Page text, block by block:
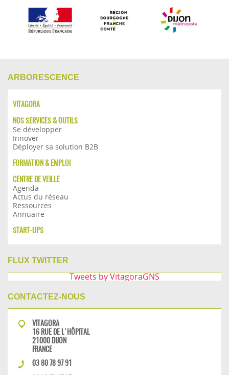
ARBORESCENCE
VITAGORA
NOS SERVICES & OUTILS
Se développer
Innover
Déployer sa solution B2B
FORMATION & EMPLOI
CENTRE DE VEILLE
Agenda
Actus du réseau
Ressources
Annuaire
START-UPS
FLUX TWITTER
Tweets by VitagoraGNS
CONTACTEZ-NOUS
VITAGORA
16 RUE DE L'HÔPITAL
21000 DIJON
FRANCE
03 80 78 97 91